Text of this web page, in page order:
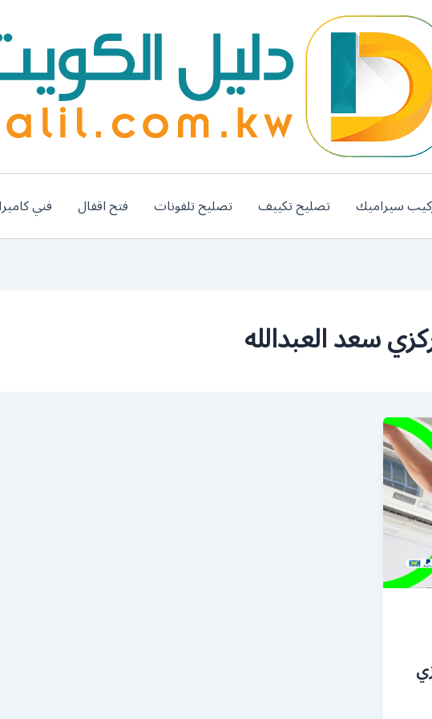
سيراميك تصليح تكييف تصليح تلفونات فتح اقفال فني
سعد العبدالله